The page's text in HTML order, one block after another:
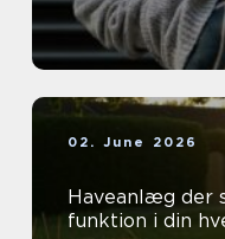
02. June 2026
Haveanlæg der
funktion i din